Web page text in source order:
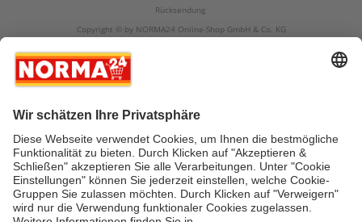
Rücksendung
Copyright © by NORMA24 Online-Shop GmbH & Co. KG